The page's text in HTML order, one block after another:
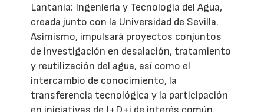
Lantania: Ingeniería y Tecnología del Agua,
creada junto con la Universidad de Sevilla.
Asimismo, impulsará proyectos conjuntos
de investigación en desalación, tratamiento
y reutilización del agua, así como el
intercambio de conocimiento, la
transferencia tecnológica y la participación